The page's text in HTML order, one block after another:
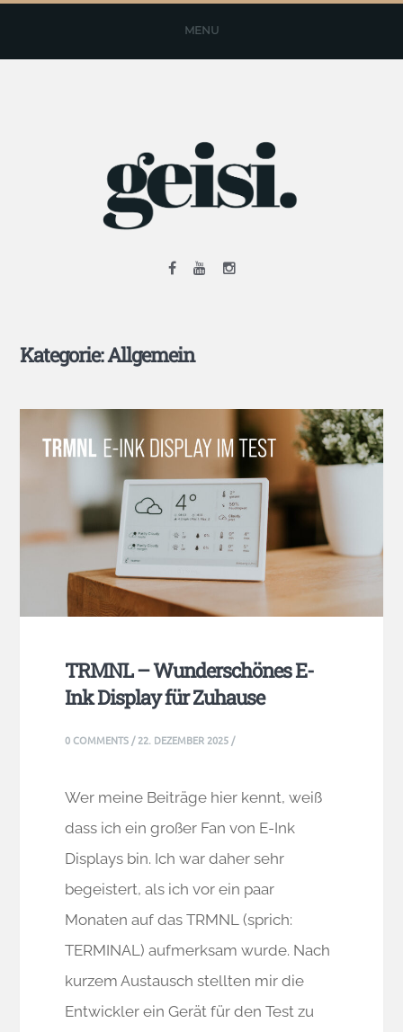
MENU
Kategorie: Allgemein
TRMNL – Wunderschönes E-
Ink Display für Zuhause
0 COMMENTS /22. DEZEMBER 2025/
Wer meine Beiträge hier kennt, weiß
dass ich ein großer Fan von E-Ink
Displays bin. Ich war daher sehr
begeistert, als ich vor ein paar
Monaten auf das TRMNL (sprich:
TERMINAL) aufmerksam wurde. Nach
kurzem Austausch stellten mir die
Entwickler ein Gerät für den Test zu